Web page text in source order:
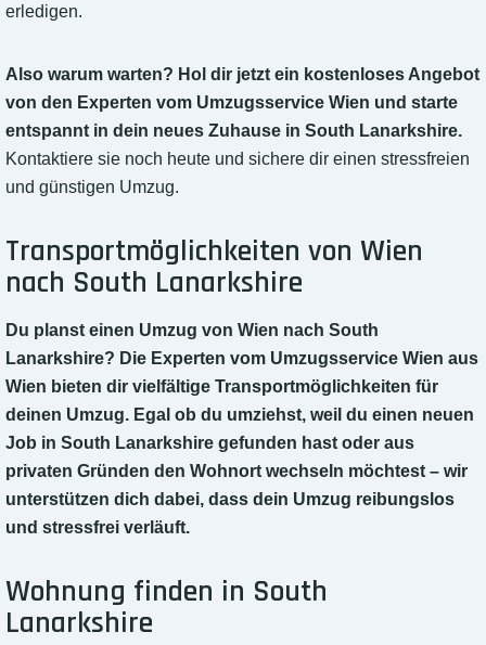
erledigen.
Also warum warten? Hol dir jetzt ein kostenloses Angebot
von den Experten vom Umzugsservice Wien und starte
entspannt in dein neues Zuhause in South Lanarkshire.
Kontaktiere sie noch heute und sichere dir einen stressfreien
und günstigen Umzug.
Transportmöglichkeiten von Wien
nach South Lanarkshire
Du planst einen Umzug von Wien nach South
Lanarkshire? Die Experten vom Umzugsservice Wien aus
Wien bieten dir vielfältige Transportmöglichkeiten für
deinen Umzug. Egal ob du umziehst, weil du einen neuen
Job in South Lanarkshire gefunden hast oder aus
privaten Gründen den Wohnort wechseln möchtest – wir
unterstützen dich dabei, dass dein Umzug reibungslos
und stressfrei verläuft.
Wohnung finden in South
Lanarkshire